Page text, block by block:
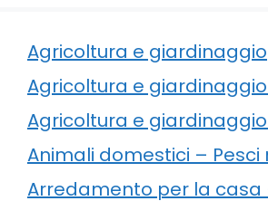
Agricoltura e giardinaggio
Agricoltura e
Agricoltura e
Animali domestici – Pesci
Arredamento per la casa